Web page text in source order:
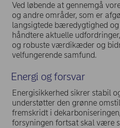
Ved løbende at gennemgå
og andre områder, som er
langsigtede bæredygtighed
håndtere aktuelle
og robuste værdikæder og
velfungerende samfund.
Energi og forsvar
Energisikkerhed sikrer stabil
understøtter den grønne
fremskridt i
forsyningen fortsat skal være